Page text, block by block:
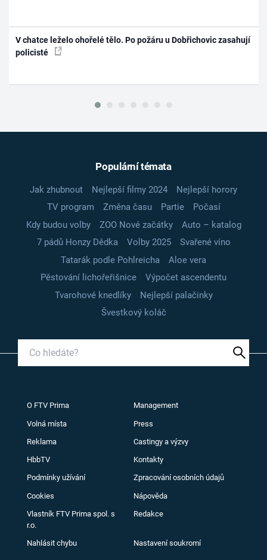
V chatce leželo ohořelé tělo. Po požáru u Dobřichovic zasahují
policisté
Populární témata
Jak zhubnout Nejlepší filmy 2024
Nejlepší horory
TV program
Změna času Partie
Počasí
Kdy budou volby
ZOO Nové začátky
Auto – katalog
7 pádů Honzy Dědka
Volby 2025
Svařené víno
Tatarák podle Pohlreicha
Aloe vera
Pěstování lichořeřišnice
Výpočet ascendentu
Tvarohové knedlíky
Nejlepší palačinky
Švestkový koláč
O FTV Prima Management
Volná místa Press
Reklama Castingy a výzvy
HbbTV Kontakty
Podmínky užívání Zpracování osobních údajů
Cookies Nápověda
Vlastník FTV Prima spol. s
r.o.
Redakce
Nahlásit chybu Nastavení soukromí